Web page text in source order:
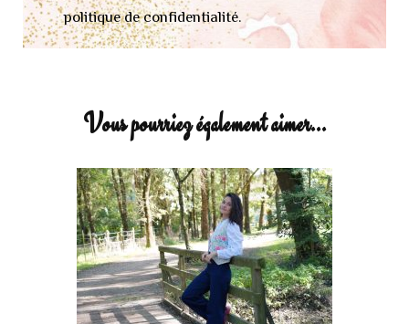
politique de confidentialité.
Vous pourriez également aimer...